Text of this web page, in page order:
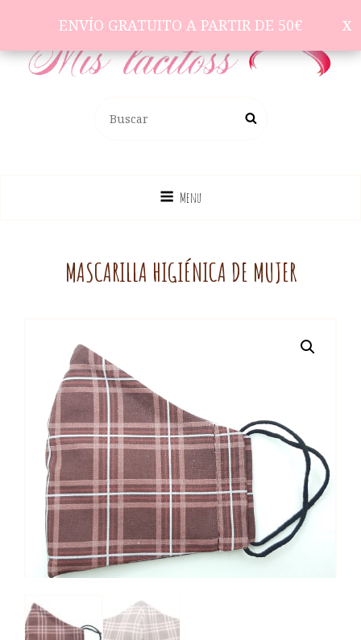
ENVÍO GRATUITO A PARTIR DE 50€
Menu
MASCARILLA HIGIÉNICA DE MUJER
ENVÍO GRATUITO A PARTIR DE 50€